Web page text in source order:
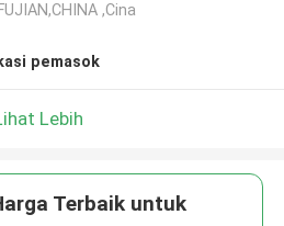
,Cina
pemasok
Lebih
Terbaik untuk